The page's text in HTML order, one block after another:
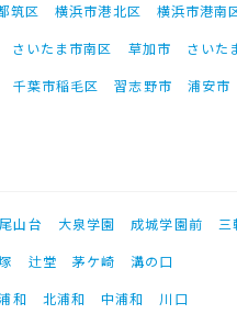
筑区 横浜市港北区 横浜市港南
さいたま市南区 草加市 さいた
千葉市稲毛区 習志野市 浦安市
尾山台 大泉学園 成城学園前 三
辻堂 茅ケ崎
溝の口
和 北浦和 中浦和
川口